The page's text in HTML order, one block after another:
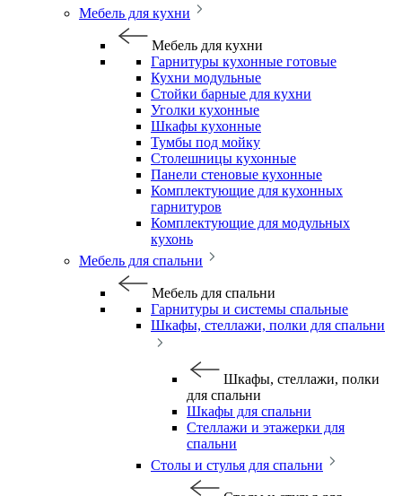
Мебель для кухни
Мебель для кухни
Гарнитуры кухонные готовые
Кухни модульные
Стойки барные для кухни
Уголки кухонные
Шкафы кухонные
Тумбы под мойку
Столешницы кухонные
Панели стеновые кухонные
Комплектующие для кухонных
гарнитуров
Комплектующие для модульных
кухонь
Мебель для спальни
Мебель для спальни
Гарнитуры и системы спальные
Шкафы, стеллажи, полки для спальни
Шкафы, стеллажи, полки
для спальни
Шкафы для спальни
Стеллажи и этажерки для
спальни
Столы и стулья для спальни